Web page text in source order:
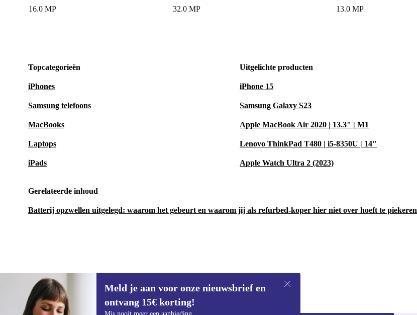
16.0 MP
32.0 MP
13.0 MP
Topcategorieën
iPhones
Samsung telefoons
MacBooks
Laptops
iPads
Uitgelichte producten
iPhone 15
Samsung Galaxy S23
Apple MacBook Air 2020 | 13.3" | M1
Lenovo ThinkPad T480 | i5-8350U | 14"
Apple Watch Ultra 2 (2023)
Gerelateerde inhoud
Batterij opzwellen uitgelegd: waarom het gebeurt en waarom jij als refurbed-koper hier niet over hoeft te piekeren
€ 94,96€ 279
Meld je aan voor onze nieuwsbrief en
ontvang 15€ korting!
Meld je aan voor onze nieuwsbrief en